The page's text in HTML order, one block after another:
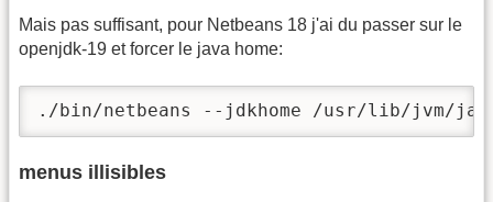
Mais pas suffisant, pour Netbeans 18 j'ai du passer sur le
openjdk-19 et forcer le java home:
./bin/netbeans --jdkhome /usr/lib/jvm/
menus illisibles